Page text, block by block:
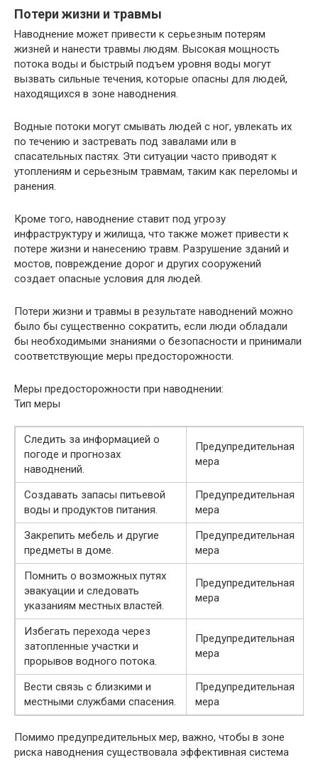
Потери жизни и травмы
Наводнение может привести к серьезным потерям
жизней и нанести травмы людям. Высокая мощность
потока воды и быстрый подъем уровня воды могут
вызвать сильные течения, которые опасны для людей,
находящихся в зоне наводнения.
Водные потоки могут смывать людей с ног, увлекать их
по течению и застревать под завалами или в
спасательных пастях. Эти ситуации часто приводят к
утоплениям и серьезным травмам, таким как переломы и
ранения.
Кроме того, наводнение ставит под угрозу
инфраструктуру и жилища, что также может привести к
потере жизни и нанесению травм. Разрушение зданий и
мостов, повреждение дорог и других сооружений
создает опасные условия для людей.
Потери жизни и травмы в результате наводнений можно
было бы существенно сократить, если люди обладали
бы необходимыми знаниями о безопасности и принимали
соответствующие меры предосторожности.
Меры предосторожности при наводнении:
Тип меры
Следить за информацией о
погоде и прогнозах
наводнений.
Предупредительная
мера
Создавать запасы питьевой
воды и продуктов питания.
Предупредительная
мера
Закрепить мебель и другие
предметы в доме.
Предупредительная
мера
Помнить о возможных путях
эвакуации и следовать
указаниям местных властей.
Предупредительная
мера
Избегать перехода через
затопленные участки и
прорывов водного потока.
Предупредительная
мера
Вести связь с близкими и
местными службами спасения.
Предупредительная
мера
Помимо предупредительных мер, важно, чтобы в зоне
риска наводнения существовала эффективная система